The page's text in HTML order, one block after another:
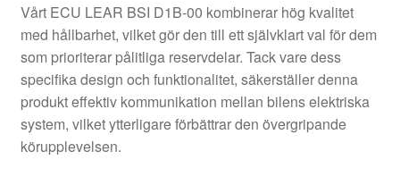
Reklamationsprocedur
Transport
Vagn
Världsomspännande frakt
Vårt ECU LEAR BSI D1B-00 kombinerar hög kvalitet
med hållbarhet, vilket gör den till ett självklart val för dem
som prioriterar pålitliga reservdelar. Tack vare dess
specifika design och funktionalitet, säkerställer denna
produkt effektiv kommunikation mellan bilens elektriska
system, vilket ytterligare förbättrar den övergripande
körupplevelsen.